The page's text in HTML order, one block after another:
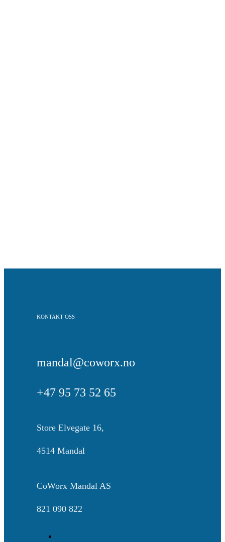
KONTAKT OSS
mandal@coworx.no
+47 95 73 52 65
Store Elvegate 16,
4514 Mandal
CoWorx Mandal AS
821 090 822